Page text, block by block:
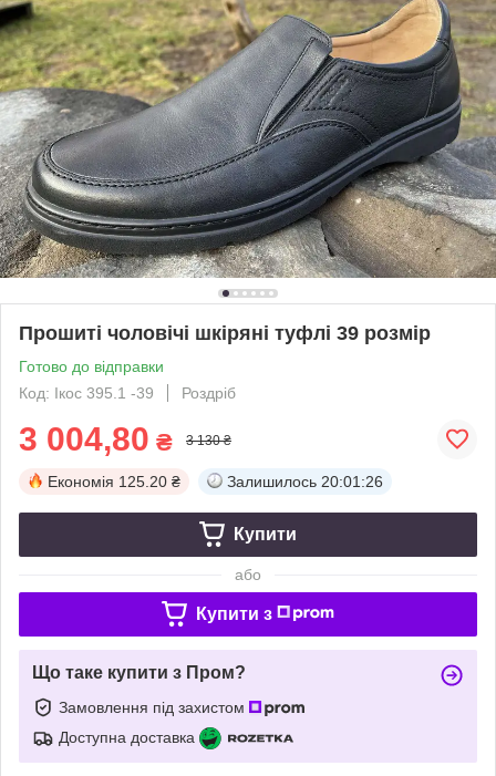
Прошиті чоловічі шкіряні туфлі 39 розмір
Готово до відправки
Код: Ікос 395.1 -39
Роздріб
3 004,80 ₴ 3 130 ₴
Економія 125.20 ₴ Залишилось 20:01:25
Купити
або
Купити з
Що таке купити з Пром?
Замовлення під захистом
Доступна доставка